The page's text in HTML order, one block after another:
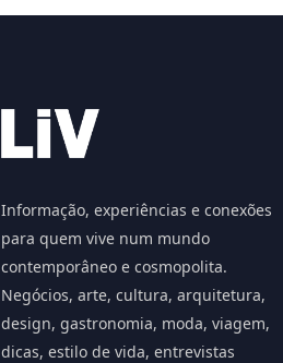
Informação, experiências e conexões
para quem vive num mundo
contemporâneo e cosmopolita.
Negócios, arte, cultura, arquitetura,
design, gastronomia, moda, viagem,
dicas, estilo de vida, entrevistas